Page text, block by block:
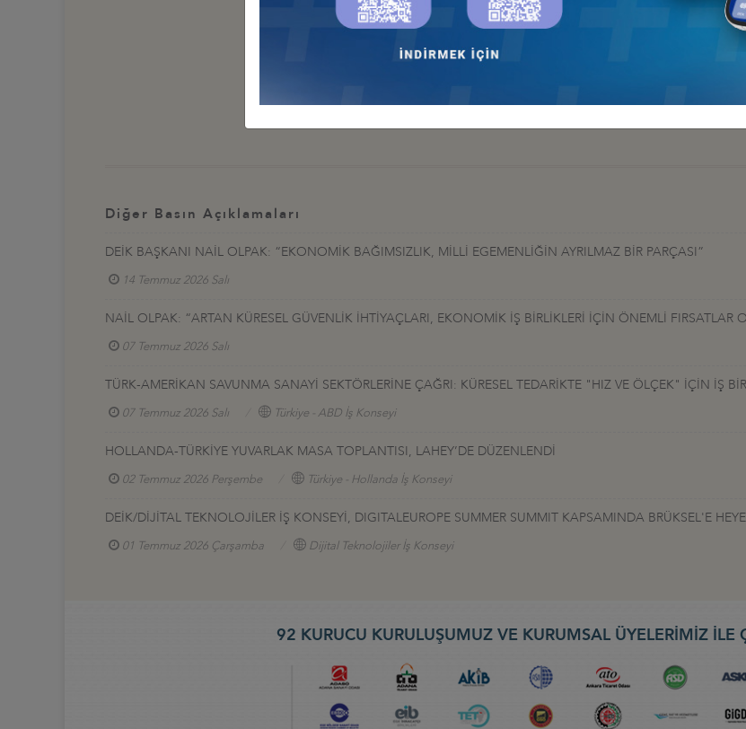
Diğer Basın Açıklamaları
DEİK BAŞKANI NAİL OLPAK: “EKONOMİK BAĞIMSIZLIK, MİLLİ EGEMENLİĞİN AYRILMAZ BİR PARÇASI”
14 Temmuz 2026 Salı
NAİL OLPAK: “ARTAN KÜRESEL GÜVENLİK İHTİYAÇLARI, EKONOMİK İŞ BİRLİKLERİ İÇİN ÖNEMLİ FIRSATLAR
07 Temmuz 2026 Salı
TÜRK-AMERİKAN SAVUNMA SANAYİ SEKTÖRLERİNE ÇAĞRI: KÜRESEL TEDARİKTE "HIZ VE ÖLÇEK" İÇİN İŞ
07 Temmuz 2026 Salı Türkiye - ABD İş Konseyi
HOLLANDA-TÜRKİYE YUVARLAK MASA TOPLANTISI, LAHEY’DE DÜZENLENDİ
02 Temmuz 2026 Perşembe Türkiye - Hollanda İş Konseyi
DEİK/DİJİTAL TEKNOLOJİLER İŞ KONSEYİ, DIGITALEUROPE SUMMER SUMMIT KAPSAMINDA BRÜKSEL'E
01 Temmuz 2026 Çarşamba Dijital Teknolojiler İş Konseyi
92 KURUCU KURULUŞUMUZ VE KURUMSAL ÜYELERİMİZ